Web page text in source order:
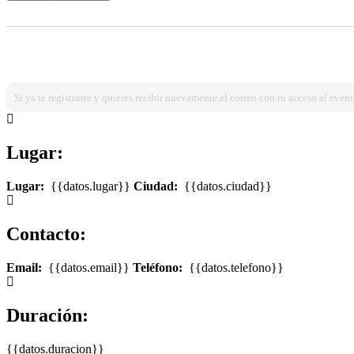
Si ya te registraste y quieres recibir nuevamente el correo con tu acceso al
Lugar:
Lugar: {{datos.lugar}} Ciudad: {{datos.ciudad}}
Contacto:
Email: {{datos.email}} Teléfono: {{datos.telefono}}
Duración:
{{datos.duracion}}